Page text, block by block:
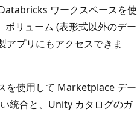
ワークスペースを使
リューム (表形式以外のデー
プリにもアクセスできま
を使用して Marketplace デー
統合と、Unity カタログのガ